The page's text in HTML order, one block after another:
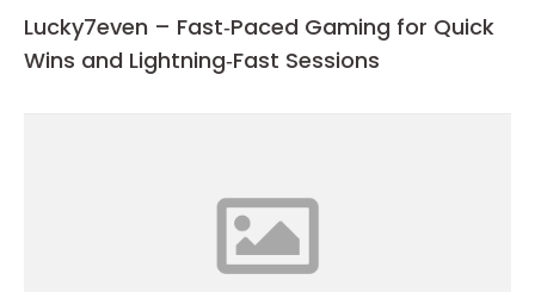
Lucky7even – Fast‑Paced Gaming for Quick
Wins and Lightning‑Fast Sessions